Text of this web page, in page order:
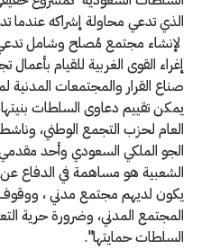
الذي تدعي محاولة إشراكه عندما
لإنشاء مجتمع مُصلح وشامل
إغراء القوى الغربية للقيام بأعمال
صناع القرار والمجتمعات
يمكن تقييم دعاوى السلطات
العام لحزب التجمع الوطني،
الجو الملكي السعودي وأحد
الشعبية هو مساهمة في الدفاع
يكون لديهم مجتمع مدني ،
المجتمع المدني، وضرورة حرية
السلطات حمايتها".